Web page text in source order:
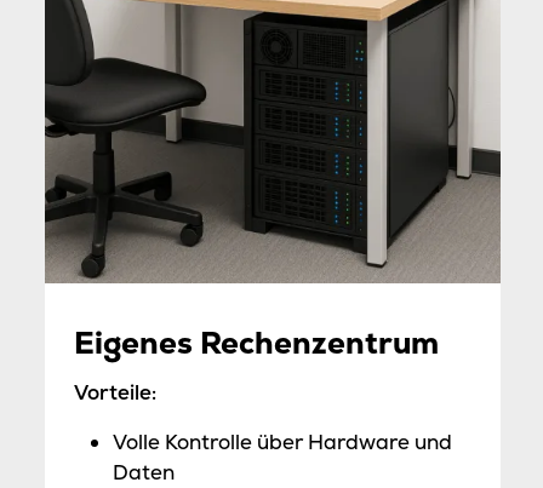
Eigenes Rechenzentrum
Vorteile:
Volle Kontrolle über Hardware und
Daten